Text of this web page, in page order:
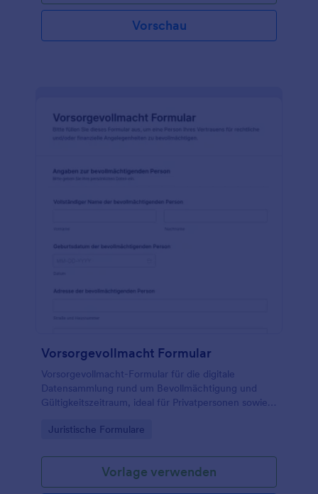
Vorschau
Vorsorgevollmacht Formular
Vorsorgevollmacht-Formular für die digitale
Datensammlung rund um Bevollmächtigung und
Gültigkeitszeitraum, ideal für Privatpersonen sowie
oder Kanzleien, die Angaben sauber erfassen
Go to Category:
Juristische Formulare
Vorlage verwenden